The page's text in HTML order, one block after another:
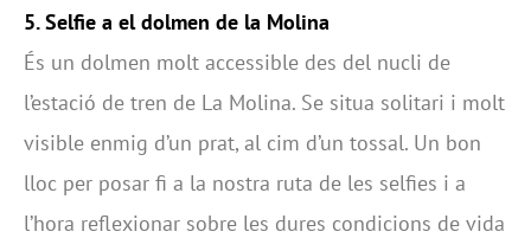
5. Selfie a el dolmen de la Molina
És un dolmen molt accessible des del nucli de
l’estació de tren de La Molina. Se situa solitari i molt
visible enmig d’un prat, al cim d’un tossal. Un bon
lloc per posar fi a la nostra ruta de les selfies i a
l’hora reflexionar sobre les dures condicions de vida